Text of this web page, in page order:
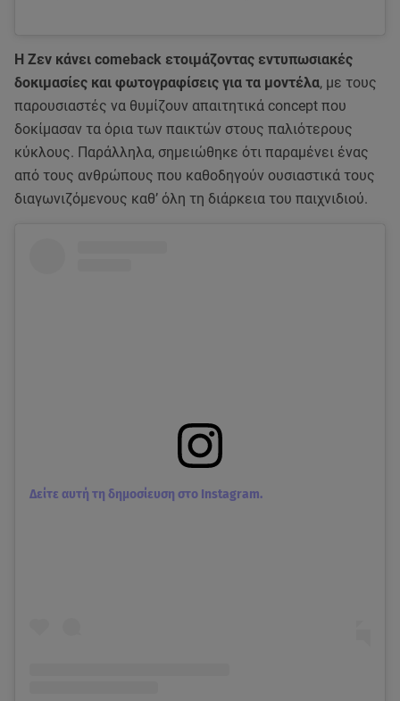
Η Ζεν κάνει comeback ετοιμάζοντας εντυπωσιακές
δοκιμασίες και φωτογραφίσεις για τα μοντέλα, με τους
παρουσιαστές να θυμίζουν απαιτητικά concept που
δοκίμασαν τα όρια των παικτών στους παλιότερους
κύκλους. Παράλληλα, σημειώθηκε ότι παραμένει ένας
από τους ανθρώπους που καθοδηγούν ουσιαστικά τους
διαγωνιζόμενους καθ’ όλη τη διάρκεια του παιχνιδιού.
Δείτε αυτή τη δημοσίευση στο Instagram.